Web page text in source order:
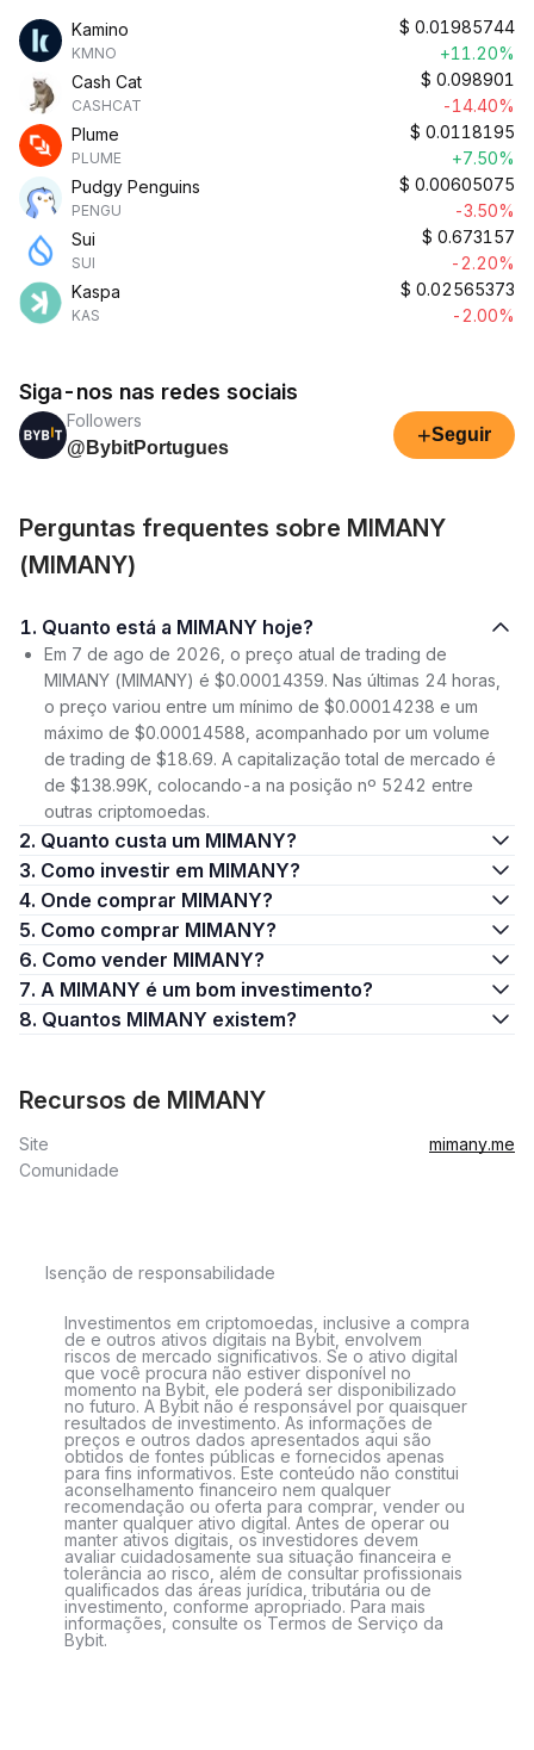
Kamino
KMNO
$ 0.01985744
+11.20%
Cash Cat
CASHCAT
$ 0.098901
-14.40%
Plume
PLUME
$ 0.0118195
+7.50%
Pudgy Penguins
PENGU
$ 0.00605075
-3.50%
Sui
SUI
$ 0.673157
-2.20%
Kaspa
KAS
$ 0.02565373
-2.00%
Siga-nos nas redes sociais
Followers
@BybitPortugues
+Seguir
Perguntas frequentes sobre MIMANY
(MIMANY)
1. Quanto está a MIMANY hoje?
Em 7 de ago de 2026, o preço atual de trading de
MIMANY (MIMANY) é $0.00014359. Nas últimas 24 horas,
o preço variou entre um mínimo de $0.00014238 e um
máximo de $0.00014588, acompanhado por um volume
de trading de $18.69. A capitalização total de mercado é
de $138.99K, colocando-a na posição nº 5242 entre
outras criptomoedas.
2. Quanto custa um MIMANY?
3. Como investir em MIMANY?
4. Onde comprar MIMANY?
5. Como comprar MIMANY?
6. Como vender MIMANY?
7. A MIMANY é um bom investimento?
8. Quantos MIMANY existem?
Recursos de MIMANY
Site
mimany.me
Comunidade
Isenção de responsabilidade
Investimentos em criptomoedas, inclusive a compra
de e outros ativos digitais na Bybit, envolvem
riscos de mercado significativos. Se o ativo digital
que você procura não estiver disponível no
momento na Bybit, ele poderá ser disponibilizado
no futuro. A Bybit não é responsável por quaisquer
resultados de investimento. As informações de
preços e outros dados apresentados aqui são
obtidos de fontes públicas e fornecidos apenas
para fins informativos. Este conteúdo não constitui
aconselhamento financeiro nem qualquer
recomendação ou oferta para comprar, vender ou
manter qualquer ativo digital. Antes de operar ou
manter ativos digitais, os investidores devem
avaliar cuidadosamente sua situação financeira e
tolerância ao risco, além de consultar profissionais
qualificados das áreas jurídica, tributária ou de
investimento, conforme apropriado. Para mais
informações, consulte os Termos de Serviço da
Bybit.